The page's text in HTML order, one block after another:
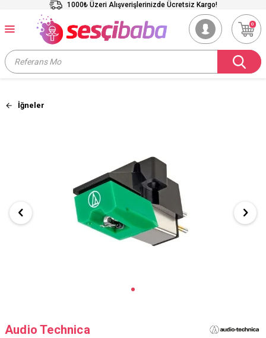
1000₺ Üzeri Alışverişlerinizde Ücretsiz Kargo!
0
İğneler
Audio Technica